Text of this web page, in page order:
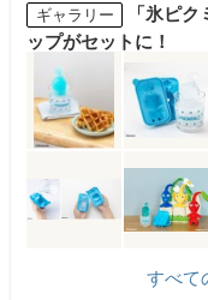
ギャラリー
「氷ピ
ップがセットに！
すべて